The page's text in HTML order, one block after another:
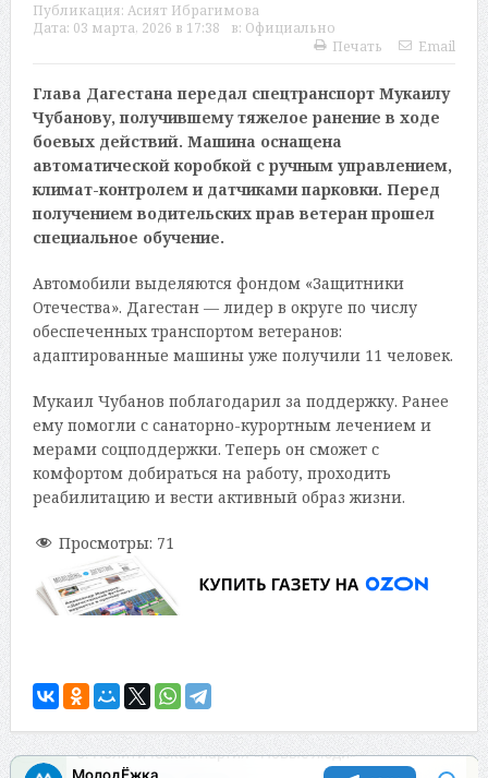
Публикация: Асият Ибрагимова
Дата: 03 марта, 2026 в 17:38 в: Официально
Печать
Email
Глава Дагестана передал спецтранспорт Мукаилу
Чубанову, получившему тяжелое ранение в ходе
боевых действий. Машина оснащена
автоматической коробкой с ручным управлением,
климат-контролем и датчиками парковки. Перед
получением водительских прав ветеран прошел
специальное обучение.
Автомобили выделяются фондом «Защитники
Отечества». Дагестан — лидер в округе по числу
обеспеченных транспортом ветеранов:
адаптированные машины уже получили 11 человек.
Мукаил Чубанов поблагодарил за поддержку. Ранее
ему помогли с санаторно-курортным лечением и
мерами соцподдержки. Теперь он сможет с
комфортом добираться на работу, проходить
реабилитацию и вести активный образ жизни.
Просмотры: 71